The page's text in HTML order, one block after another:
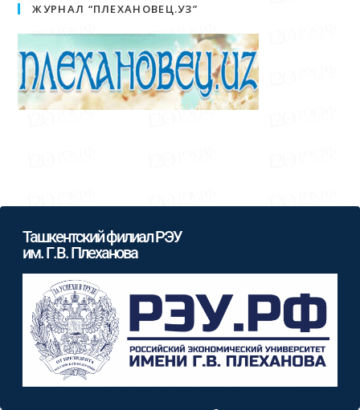
ЖУРНАЛ “ПЛЕХАНОВЕЦ.УЗ”
Ташкентский филиал РЭУ
им. Г.В. Плеханова